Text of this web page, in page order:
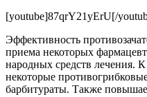
[youtube]87qrY21yErU[/
Эффективность
приема некоторых
народных средств лечения.
некоторые
барбитураты. Также